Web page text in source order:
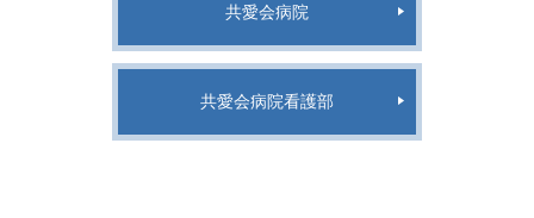
共愛会病院
共愛会病院看護部